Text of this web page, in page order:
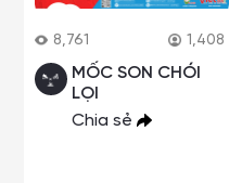
8,761 1,408
MỐC SON CHÓI
LỌI
Chia sẻ